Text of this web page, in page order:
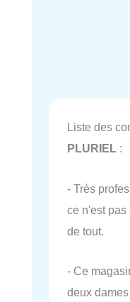
Liste des
PLURIEL :
- Très
ce n'est pas
de tout.
- Ce
deux